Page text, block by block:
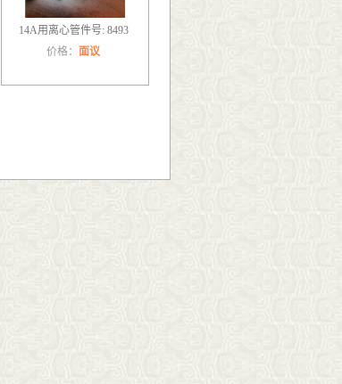
14A用离心管件号: 8493
价格： 面议